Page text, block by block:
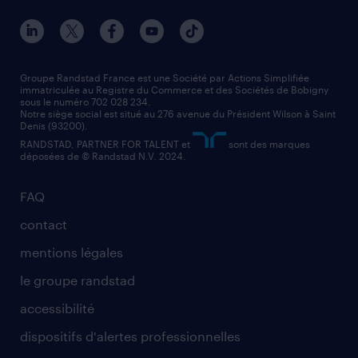
manutentionnaire
assistant administratif
comptable
contact entreprise
faq intérim / recrutement
nos agences par ville
nos agences par région
nos cabinets de recrutement
FAQ
contact
mentions légales
le groupe randstad
accessibilité
dispositifs d'alertes professionnelles
Groupe Randstad France est une Société par Actions Simplifiée
immatriculée au Registre du Commerce et des Sociétés de Bobigny
sous le numéro 702 028 234.
Notre siège social est situé au 276 avenue du Président Wilson à Saint
Denis (93200).
RANDSTAD, PARTNER FOR TALENT et
sont des marques
déposées de © Randstad N.V. 2024.